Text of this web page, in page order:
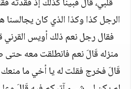
قلبي، قَالَ فبينا كذلك إذ فقدته
الرجل كذا وكذا الذي كان
فقال رجل نعم ذلك أويس
منزله قَالَ نعم فانطلقت معه
قَالَ فخرج فقلت له يا أخي ما منعك